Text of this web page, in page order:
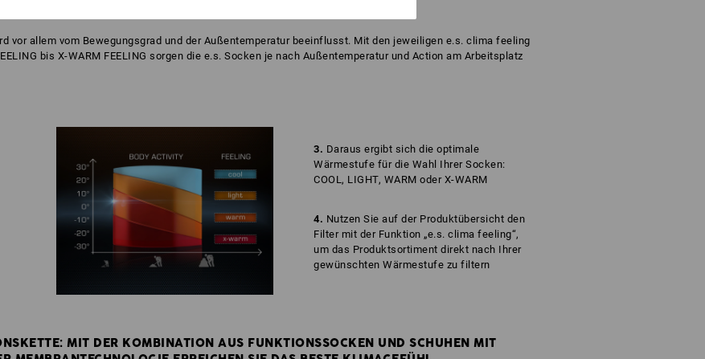
SOCKE
vor allem vom Bewegungsgrad und der Außentemperatur beeinflusst. Mit den jeweiligen e.s. clima feeling
bis X-WARM FEELING sorgen die e.s. Socken je nach Außentemperatur und Action am Arbeitsplatz
3. Daraus ergibt sich die optimale
Wärmestufe für die Wahl Ihrer Socken:
COOL, LIGHT, WARM oder X-WARM
4. Nutzen Sie auf der Produktübersicht den
Filter mit der Funktion „e.s. clima feeling“,
um das Produktsortiment direkt nach Ihrer
gewünschten Wärmestufe zu filtern
MIT DER KOMBINATION AUS FUNKTIONSSOCKEN UND SCHUHEN MIT